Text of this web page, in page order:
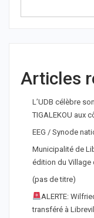
Articles
L’UDB célèbre
TIGALEKOU aux
EEG / Synode
Municipalité de
édition du Village
(pas de titre)
ALERTE:
transféré à